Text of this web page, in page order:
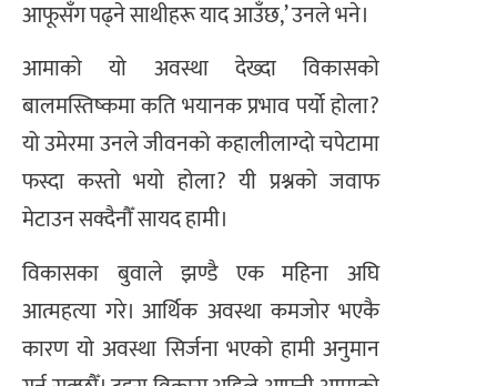
आफूसँग पढ्ने साथीहरू याद आउँछ,’ उनले भने।
आमाको यो अवस्था देख्दा विकासको
बालमस्तिष्कमा कति भयानक प्रभाव पर्यो होला?
यो उमेरमा उनले जीवनको कहालीलाग्दो चपेटामा
फस्दा कस्तो भयो होला? यी प्रश्नको जवाफ
मेटाउन सक्दैनौँ सायद हामी।
विकासका बुवाले झण्डै एक महिना अघि
आत्महत्या गरे। आर्थिक अवस्था कमजोर भएकै
कारण यो अवस्था सिर्जना भएको हामी अनुमान